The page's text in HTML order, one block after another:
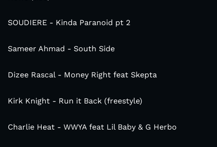
SOUDIERE - Kinda Paranoid pt 2
Sameer Ahmad - South Side
Dizee Rascal - Money Right feat Skepta
Kirk Knight - Run it Back (freestyle)
Charlie Heat - WWYA feat Lil Baby & G Herbo